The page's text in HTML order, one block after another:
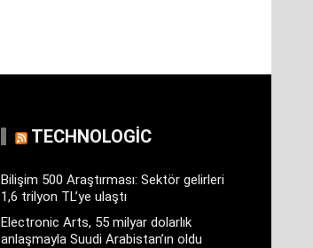
TECHNOLOGIC
Bilişim 500 Araştırması: Sektör gelirleri
1,6 trilyon TL’ye ulaştı
Electronic Arts, 55 milyar dolarlık
anlaşmayla Suudi Arabistan’ın oldu